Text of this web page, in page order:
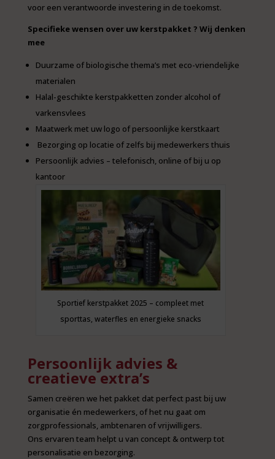
voor een verantwoorde investering in de toekomst.
Specifieke wensen over uw kerstpakket ? Wij denken
mee
Duurzame of biologische thema’s met eco-vriendelijke
materialen
Halal-geschikte kerstpakketten zonder alcohol of
varkensvlees
Maatwerk met uw logo of persoonlijke kerstkaart
Bezorging op locatie of zelfs bij medewerkers thuis
Persoonlijk advies – telefonisch, online of bij u op
kantoor
Sportief kerstpakket 2025 – compleet met
sporttas, waterfles en energieke snacks
Persoonlijk advies &
creatieve extra’s
Samen creëren we het pakket dat perfect past bij uw
organisatie én medewerkers, of het nu gaat om
zorgprofessionals, ambtenaren of vrijwilligers.
Ons ervaren team helpt u van concept & ontwerp tot
personalisatie en bezorging.